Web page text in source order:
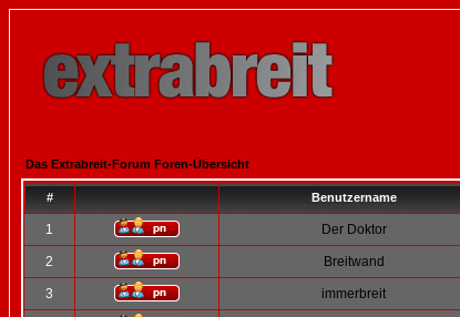
Das Extrabreit-Forum Foren-Übersicht
# Benutzername
1 Der Doktor
2 Breitwand
3 immerbreit